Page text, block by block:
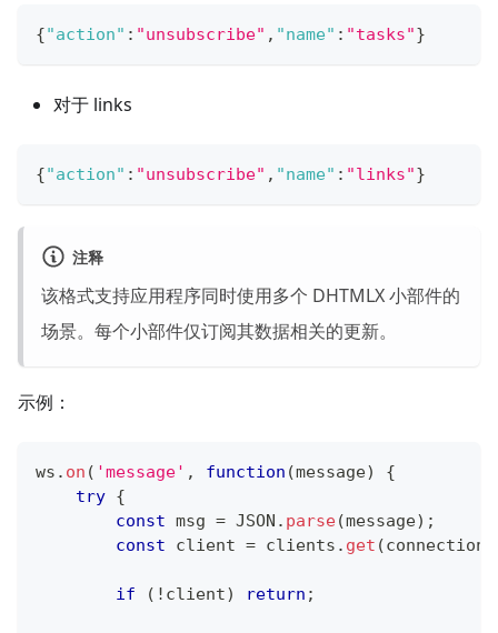
{"action" : "unsubscribe" , "name" : "tasks"}
对于 links
{"action" : "unsubscribe" , "name" : "links"}
注释
该格式支持应用程序同时使用多个 DHTMLX 小部件的
场景。每个小部件仅订阅其数据相关的更新。
示例：
ws . on ( 'message' , function (message)
{
try {
const msg = JSON . parse(message) ;
const client = clients . get (
if ( ! client) return ;